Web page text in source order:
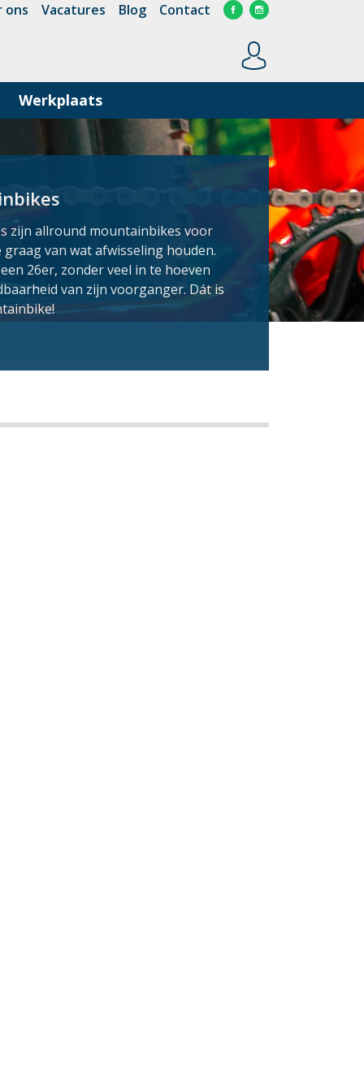
ons Vacatures Blog Contact
Werkplaats
zijn allround mountainbikes voor
van wat afwisseling houden.
26er, zonder veel in te hoeven
van zijn voorganger. Dát is